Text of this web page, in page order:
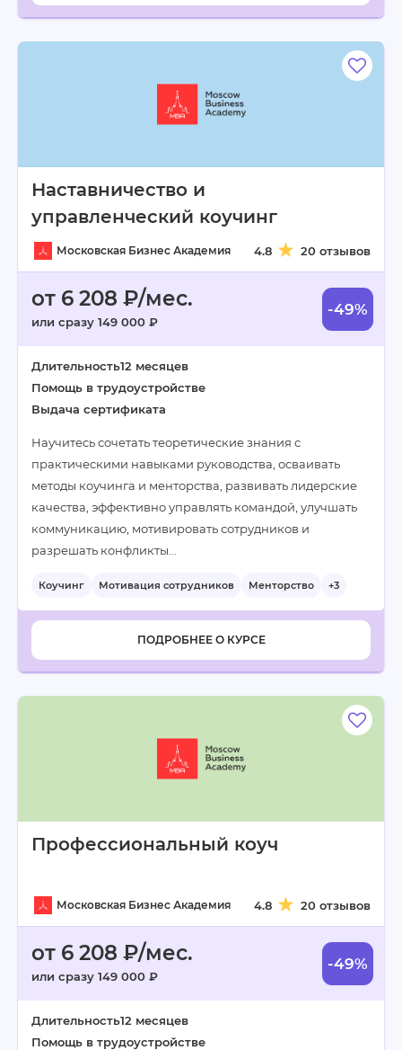
Наставничество и
управленческий коучинг
Московская Бизнес Академия 4.8 20 отзывов
от 6 208 ₽/мес.
или сразу 149 000 ₽
-49%
Длительность12 месяцев
Помощь в трудоустройстве
Выдача сертификата
Научитесь сочетать теоретические знания с
практическими навыками руководства, осваивать
методы коучинга и менторства, развивать лидерские
качества, эффективно управлять командой, улучшать
коммуникацию, мотивировать сотрудников и
разрешать конфликты…
Коучинг Мотивация сотрудников Менторство +3
ПОДРОБНЕЕ О КУРСЕ
Профессиональный коуч
Московская Бизнес Академия 4.8 20 отзывов
от 6 208 ₽/мес.
или сразу 149 000 ₽
-49%
Длительность12 месяцев
Помощь в трудоустройстве